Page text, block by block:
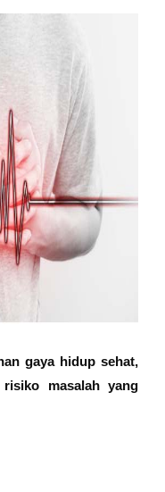
gaya hidup sehat,
masalah yang